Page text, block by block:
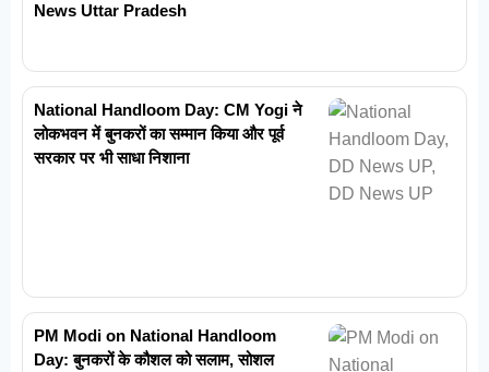
News Uttar Pradesh
National Handloom Day: CM Yogi ने
लोकभवन में बुनकरों का सम्मान किया और पूर्व
सरकार पर भी साधा निशाना
PM Modi on National Handloom
Day: बुनकरों के कौशल को सलाम, सोशल